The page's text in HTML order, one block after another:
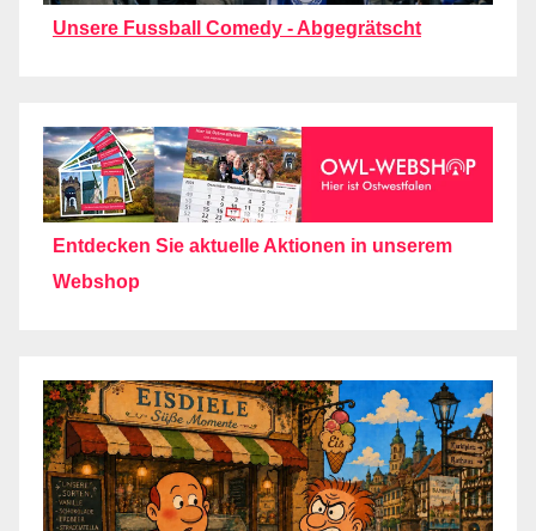
Unsere Fussball Comedy - Abgegrätscht
Entdecken Sie aktuelle Aktionen in unserem
Webshop